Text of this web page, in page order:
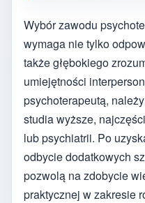
Wybór zawodu
wymaga nie tylko
także głębokiego
umiejętności
psychoterapeutą,
studia wyższe,
lub psychiatrii. Po
odbycie dodatkowych
pozwolą na zdobycie
praktycznej w zakresie